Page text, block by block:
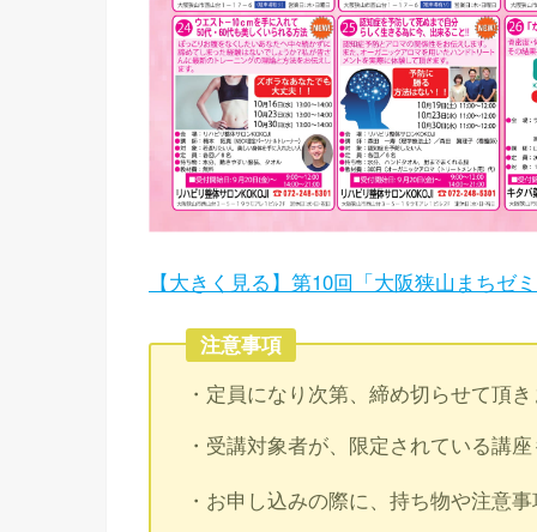
【大きく見る】第10回「大阪狭山まちゼ
注意事項
・定員になり次第、締め切らせて頂
・受講対象者が、限定されている講
・お申し込みの際に、持ち物や注意